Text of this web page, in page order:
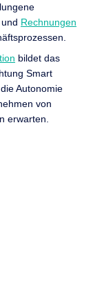
Rechnungen
bildet das
Smart
Autonomie
von
erwarten.